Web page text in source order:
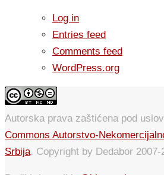
Log in
Entries feed
Comments feed
WordPress.org
Autorska prava zaštićena pod
Commons Autorstvo-
Srbija. Copyright by Dedabor 2007-